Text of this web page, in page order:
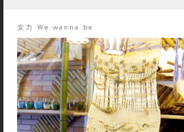
女力 We wanna be